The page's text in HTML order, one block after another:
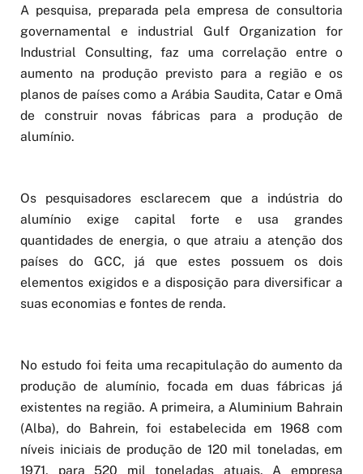
A pesquisa, preparada pela empresa de consultoria
governamental e industrial Gulf Organization for
Industrial Consulting, faz uma correlação entre o
aumento na produção previsto para a região e os
planos de países como a Arábia Saudita, Catar e Omã
de construir novas fábricas para a produção de
alumínio.
Os pesquisadores esclarecem que a indústria do
alumínio exige capital forte e usa grandes
quantidades de energia, o que atraiu a atenção dos
países do GCC, já que estes possuem os dois
elementos exigidos e a disposição para diversificar a
suas economias e fontes de renda.
No estudo foi feita uma recapitulação do aumento da
produção de alumínio, focada em duas fábricas já
existentes na região. A primeira, a Aluminium Bahrain
(Alba), do Bahrein, foi estabelecida em 1968 com
níveis iniciais de produção de 120 mil toneladas, em
1971, para 520 mil toneladas atuais. A empresa